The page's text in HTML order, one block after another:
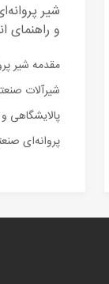
شیر
و راهنمای
مقدمه شیر
شیرآلات
پالایشگاهی
پروانه‌ای